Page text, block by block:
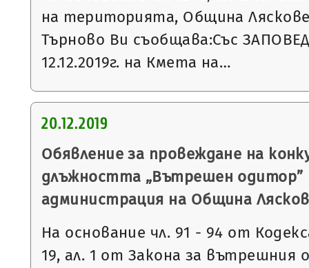
на територията, Община
Търново Ви съобщава:Със
12.12.2019г. на Кмета на…
20.12.2019
Обявление за провеждане на
длъжността „Вътрешен одитор”
администрация на Община
На основание чл. 91 - 94 от
19, ал. 1 от Закона за вътрешния